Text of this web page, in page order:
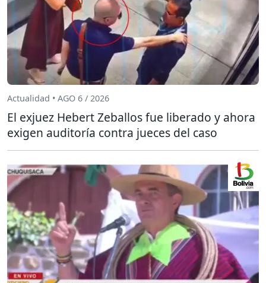
Actualidad • AGO 6 / 2026
El exjuez Hebert Zeballos fue liberado y ahora
exigen auditoría contra jueces del caso